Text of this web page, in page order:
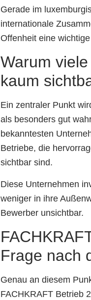
Gerade im
internationale
Offenheit eine
Warum
kaum
Ein zentraler Punkt
als besonders gut
bekanntesten
Betriebe, die
sichtbar sind.
Diese Unternehmen
weniger in ihre
Bewerber unsichtbar.
Frage nach
Genau an diesem
FACHKRAFT Betrieb